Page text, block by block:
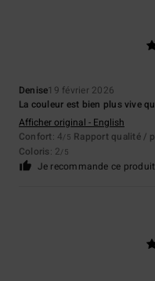
Denise19 février 2026
La couleur est bien plus vive
Afficher original - English
Confort: 4/5 Rapport qualité /
Coloris: 2/5
Je recommande ce produit